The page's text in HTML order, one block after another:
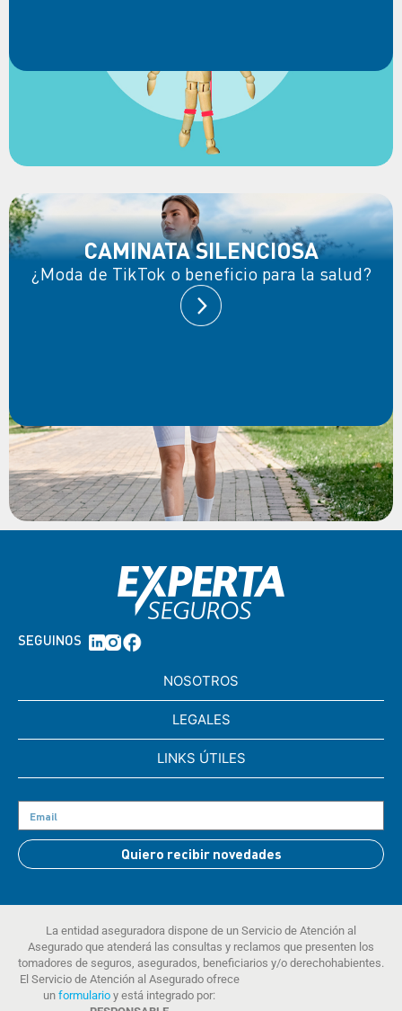
CAMINATA SILENCIOSA
¿Moda de TikTok o beneficio para la salud?
SEGUINOS
NOSOTROS
LEGALES
LINKS ÚTILES
Quiero recibir novedades
La entidad aseguradora dispone de un Servicio de Atención al
Asegurado que atenderá las consultas y reclamos que presenten los
tomadores de seguros, asegurados, beneficiarios y/o derechohabientes.
El Servicio de Atención al Asegurado ofrece
un formulario y está integrado por: